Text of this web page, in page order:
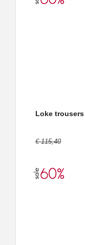
Loke
€ 115,40